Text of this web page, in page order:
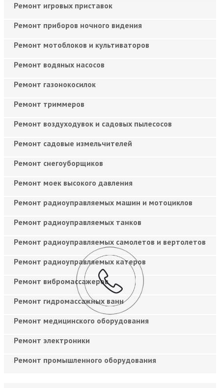
Ремонт игровых приставок
Ремонт приборов ночного видения
Ремонт мотоблоков и культиваторов
Ремонт водяных насосов
Ремонт газонокосилок
Ремонт триммеров
Ремонт воздуходувок и садовых пылесосов
Ремонт садовые измельчителей
Ремонт снегоуборщиков
Ремонт моек высокого давления
Ремонт радиоуправляемых машин и мотоциклов
Ремонт радиоуправляемых танков
Ремонт радиоуправляемых самолетов и вертолетов
Ремонт радиоуправляемых катеров
Ремонт вибромассажеров
Ремонт гидромассажных ванн
Ремонт медицинского оборудования
Ремонт электроники
Ремонт промышленного оборудования